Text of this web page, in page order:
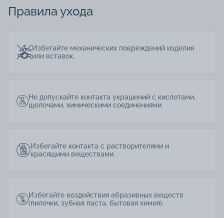
Правила ухода
Избегайте механических повреждений изделия
или вставок.
Не допускайте контакта украшений с кислотами,
щелочами, химическими соединениями.
Избегайте контакта с растворителями и
красящими веществами.
Избегайте воздействия абразивных веществ
(пилочки, зубная паста, бытовая химия).